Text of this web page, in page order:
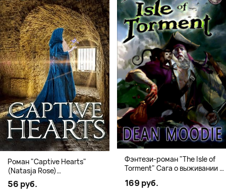
Роман "Captive Hearts"
(Natasja Rose)
Романтическое фэнтези
56 руб.
Фэнтези-роман "The Isle of
Torment" Сага о выживании и
169 руб.